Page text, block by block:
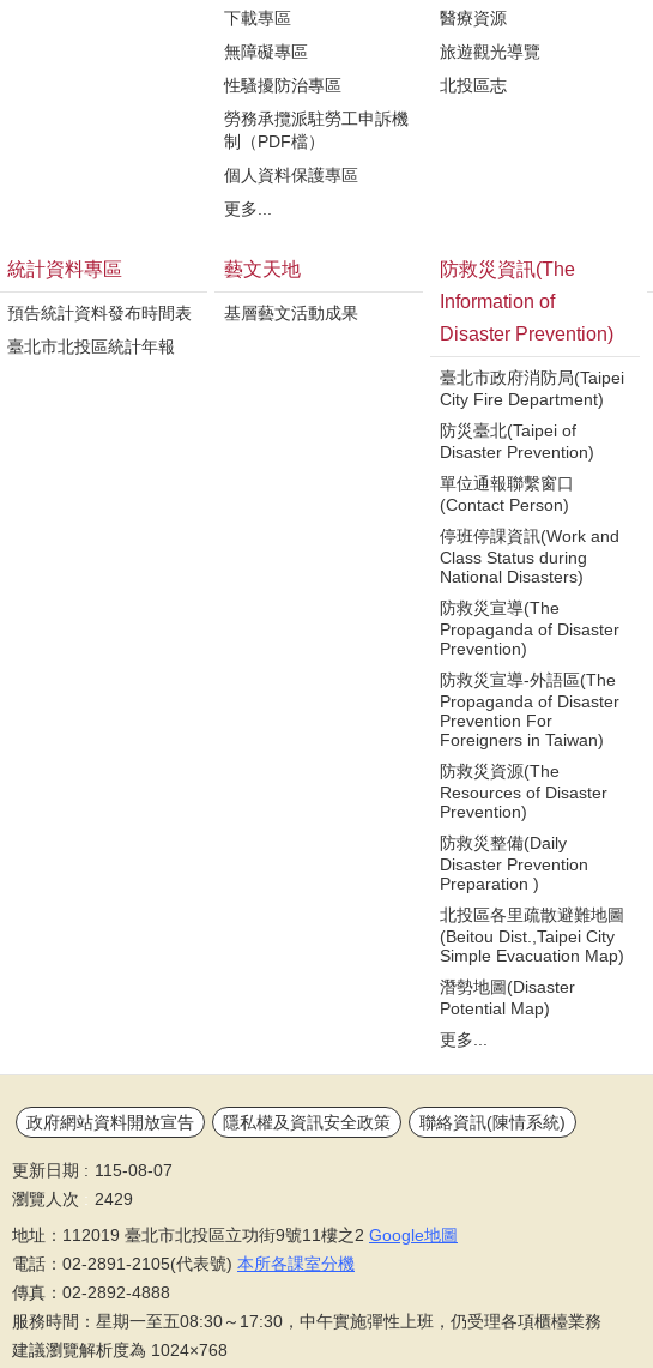
下載專區
無障礙專區
性騷擾防治專區
勞務承攬派駐勞工申訴機
制（PDF檔）
個人資料保護專區
更多...
醫療資源
旅遊觀光導覽
北投區志
統計資料專區
預告統計資料發布時間表
臺北市北投區統計年報
藝文天地
基層藝文活動成果
防救災資訊(The
Information of
Disaster Prevention)
臺北市政府消防局(Taipei
City Fire Department)
防災臺北(Taipei of
Disaster Prevention)
單位通報聯繫窗口
(Contact Person)
停班停課資訊(Work and
Class Status during
National Disasters)
防救災宣導(The
Propaganda of Disaster
Prevention)
防救災宣導-外語區(The
Propaganda of Disaster
Prevention For
Foreigners in Taiwan)
防救災資源(The
Resources of Disaster
Prevention)
防救災整備(Daily
Disaster Prevention
Preparation )
北投區各里疏散避難地圖
(Beitou Dist.,Taipei City
Simple Evacuation Map)
潛勢地圖(Disaster
Potential Map)
更多...
政府網站資料開放宣告 隱私權及資訊安全政策 聯絡資訊(陳情系統)
更新日期
115-08-07
瀏覽人次
2429
地址：112019 臺北市北投區立功街9號11樓之2 Google地圖
電話：02-2891-2105(代表號) 本所各課室分機
傳真：02-2892-4888
服務時間：星期一至五08:30～17:30，中午實施彈性上班，仍受理各項櫃檯業務
建議瀏覽解析度為 1024×768